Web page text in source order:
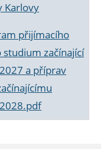
Karlovy
přijímacího
studium začínající
a příprav